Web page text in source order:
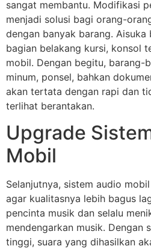
sangat membantu. Modifikasi
menjadi solusi bagi orang-
dengan banyak barang. Aisuka
bagian belakang kursi, konsol
mobil. Dengan begitu, barang-
minum, ponsel, bahkan
akan tertata dengan rapi dan
terlihat berantakan.
Upgrade
Mobil
Selanjutnya, sistem audio
agar kualitasnya lebih bagus
pencinta musik dan selalu
mendengarkan musik. Dengan
tinggi, suara yang dihasilkan